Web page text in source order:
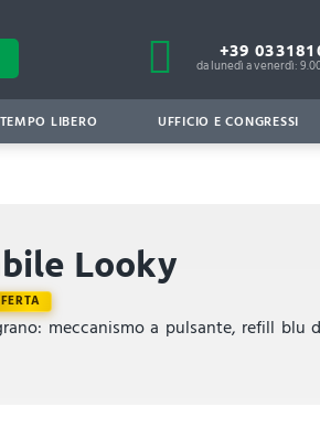
+39
da lunedì a venerdì:
TEMPO LIBERO UFFICIO E CONGRESSI
Looky
meccanismo a pulsante, refill blu